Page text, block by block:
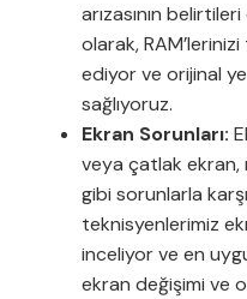
arızasının
olarak,
ediyor ve orijinal
sağlıyoruz.
Ekran Sorunları:
veya çatlak ekran,
gibi sorunlarla
teknisyenlerimiz
inceliyor ve en
ekran değişimi ve